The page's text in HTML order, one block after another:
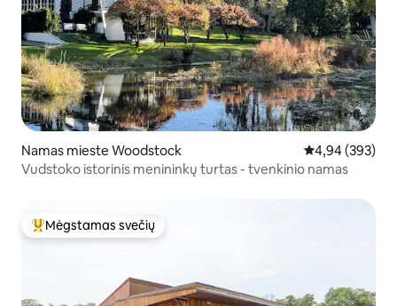
Namas mieste Woodstock Vidutinis
4,94 (393)
Vudstoko istorinis menininkų turtas - tvenkinio namas
Svečių mėgstamiausias
Mėgstamas svečių